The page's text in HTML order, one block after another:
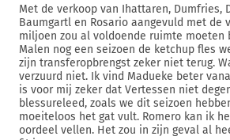
Met de verkoop van Ihattaren, Dumfries,
Baumgartl en Rosario aangevuld met de
miljoen zou al voldoende ruimte moeten
Malen nog een seizoen de ketchup fles
zijn transferopbrengst zeker niet terug.
verzuurd niet. Ik vind Madueke beter
is voor mij zeker dat Vertessen niet
blessureleed, zoals we dit seizoen
moeiteloos het gat vult. Romero kan ik
oordeel vellen. Het zou in zijn geval al